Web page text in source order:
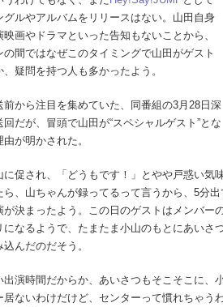
グルやアルバムをリリースはない。山田自身
映画やドラマといった告知もないことから、
の間ではなぜこのタイミングで山田がゲスト
、疑問を持つ人も多かったよう。
から注目を集めていた、同番組の3月28日深
回だが、冒頭で山田が“スペシャルゲスト”とな
由が明かされた。
促され、「どうもです！」とやや戸惑い気
ら、山ちゃんが録ってるって言うから、5分
が決まったよう。この日のゲストはメンバー
になるようで、たまたま小山のもとにあいさ
込んだのだそう。
演時間だからか、あいさつもそこそこに、
居ないわけだけど、センターって慣れちゃう